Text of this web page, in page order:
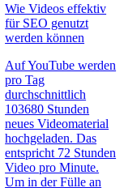
Wie Videos effektiv
für SEO genutzt
werden können
Auf YouTube werden
pro Tag
durchschnittlich
103680 Stunden
neues Videomaterial
hochgeladen. Das
entspricht 72 Stunden
Video pro Minute.
Um in der Fülle an